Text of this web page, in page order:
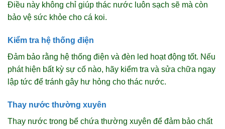
Điều này không chỉ giúp thác nước luôn sạch sẽ mà còn
bảo vệ sức khỏe cho cá koi.
Kiểm tra hệ thống điện
Đảm bảo rằng hệ thống điện và đèn led hoạt động tốt. Nếu
phát hiện bất kỳ sự cố nào, hãy kiểm tra và sửa chữa ngay
lập tức để tránh gây hư hỏng cho thác nước.
Thay nước thường xuyên
Thay nước trong bể chứa thường xuyên để đảm bảo chất